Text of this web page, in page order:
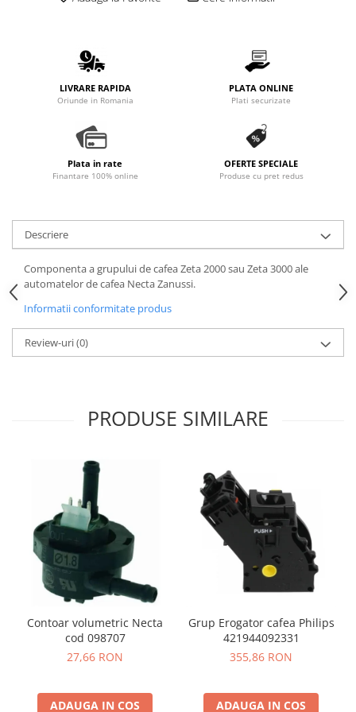
Piese schimb espressoare
Accesorii si intretinere
Altele
LIVRARE RAPIDA
Oriunde in Romania
PLATA ONLINE
Plati securizate
Plata in rate
Finantare 100% online
OFERTE SPECIALE
Produse cu pret redus
Descriere
Componenta a grupului de cafea Zeta 2000 sau Zeta 3000 ale
automatelor de cafea Necta Zanussi.
Informatii conformitate produs
Review-uri(0)
PRODUSE SIMILARE
Contoar volumetric Necta
cod 098707
27,66 RON
ADAUGA IN COS
Grup Erogator cafea Philips
421944092331
355,86 RON
ADAUGA IN COS